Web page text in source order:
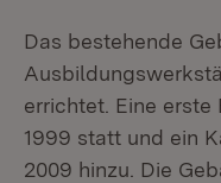
Das bestehende
errichtet. Eine
1999 statt und ein
2009 hinzu. Die